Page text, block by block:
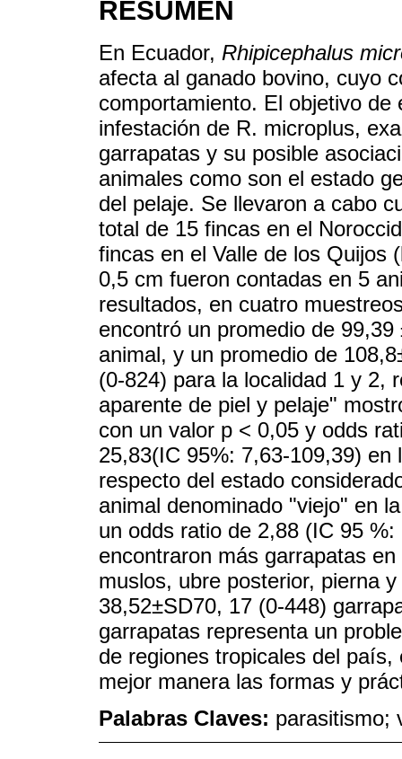
RESUMEN
En Ecuador, Rhipicephalus
afecta al ganado bovino, cuyo
comportamiento. El objetivo
infestación de R. microplus,
garrapatas y su posible
animales como son el estado
del pelaje. Se llevaron a cabo
total de 15 fincas en el
fincas en el Valle de los Quijos
0,5 cm fueron contadas en 5
resultados, en cuatro
encontró un promedio de
animal, y un promedio de
(0-824) para la localidad 1 y 2,
aparente de piel y pelaje"
con un valor p < 0,05 y odds
25,83(IC 95%: 7,63-109,39)
respecto del estado
animal denominado "viejo" en
un odds ratio de 2,88 (IC 95
encontraron más garrapatas
muslos, ubre posterior, pierna
38,52±SD70, 17 (0-448)
garrapatas representa un
de regiones tropicales del
mejor manera las formas y
Palabras Claves: parasitismo;